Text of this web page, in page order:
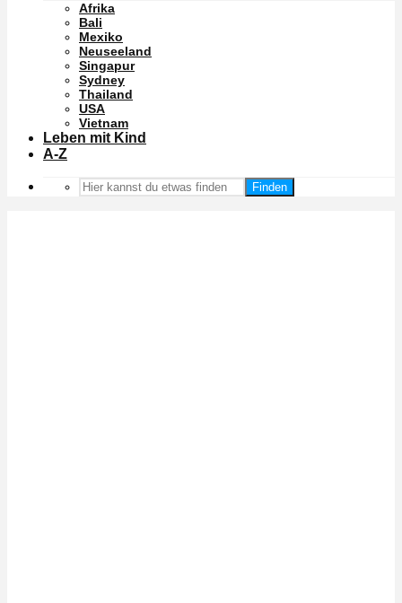
Afrika
Bali
Mexiko
Neuseeland
Singapur
Sydney
Thailand
USA
Vietnam
Leben mit Kind
A-Z
Finden